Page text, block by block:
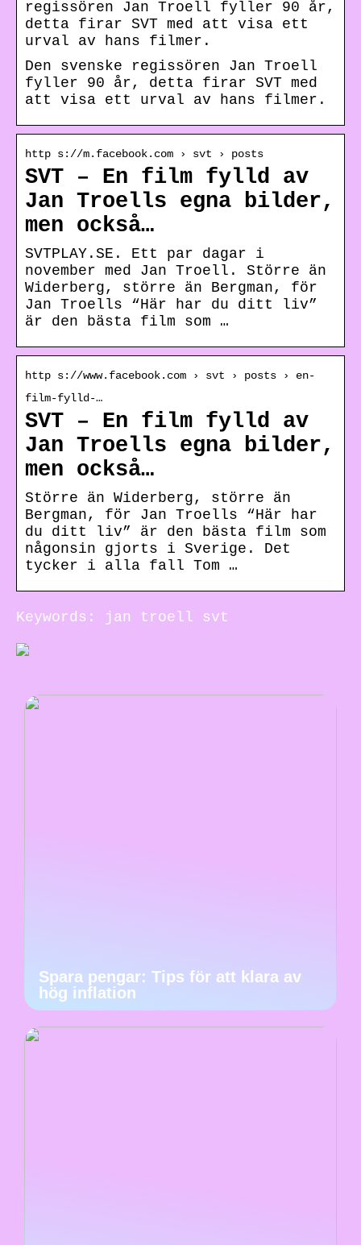
regissören Jan Troell fyller 90 år,
detta firar SVT med att visa ett
urval av hans filmer.
Den svenske regissören Jan Troell
fyller 90 år, detta firar SVT med
att visa ett urval av hans filmer.
http s://m.facebook.com › svt › posts
SVT – En film fylld av
Jan Troells egna bilder,
men också…
SVTPLAY.SE. Ett par dagar i
november med Jan Troell. Större än
Widerberg, större än Bergman, för
Jan Troells “Här har du ditt liv”
är den bästa film som …
http s://www.facebook.com › svt › posts › en-
film-fylld-…
SVT – En film fylld av
Jan Troells egna bilder,
men också…
Större än Widerberg, större än
Bergman, för Jan Troells “Här har
du ditt liv” är den bästa film som
någonsin gjorts i Sverige. Det
tycker i alla fall Tom …
Keywords: jan troell svt
Spara pengar: Tips för att klara av
hög inflation